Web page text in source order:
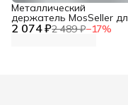
2 074 ₽2 489 ₽−17%
Металлический
держатель MosSeller для
смартфона с